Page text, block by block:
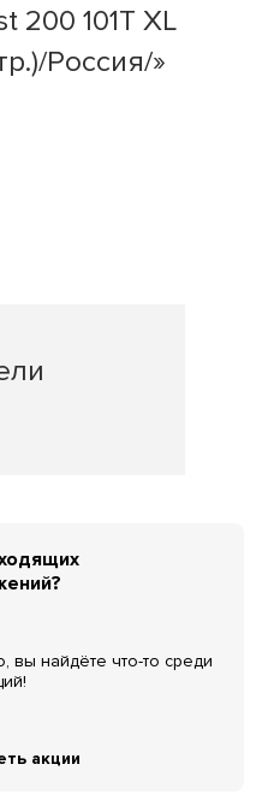
200 101T XL
Россия/»
вы найдёте что-то среди
акции